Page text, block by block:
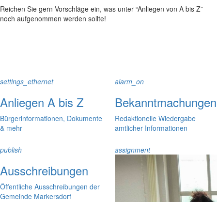
Reichen Sie gern Vorschläge ein, was unter “Anliegen von A bis Z”
noch aufgenommen werden sollte!
settings_ethernet
Anliegen A bis Z
Bürgerinformationen, Dokumente
& mehr
alarm_on
Bekanntmachungen
Redaktionelle Wiedergabe
amtlicher Informationen
publish
Ausschreibungen
Öffentliche Ausschreibungen der
Gemeinde Markersdorf
assignment